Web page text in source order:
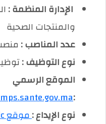
️ الإدارة المنظمة :
والمنتجات الصحية
عدد المناصب :منصب
نوع التوظيف :
الموقع الرسمي
نوع الإيداع :موقع Emploi-Public